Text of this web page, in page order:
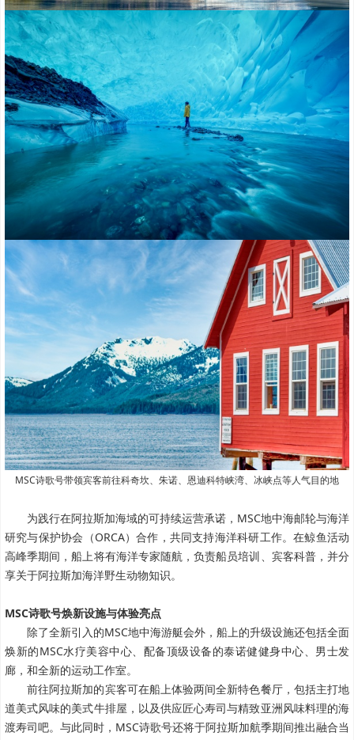
MSC诗歌号带领宾客前往科奇坎、朱诺、恩迪科特峡湾、冰峡点等人气目的地
为践行在阿拉斯加海域的可持续运营承诺，MSC地中海邮轮与海洋
研究与保护协会（ORCA）合作，共同支持海洋科研工作。在鲸鱼活动
高峰季期间，船上将有海洋专家随航，负责船员培训、宾客科普，并分
享关于阿拉斯加海洋野生动物知识。
MSC诗歌号焕新设施与体验亮点
除了全新引入的MSC地中海游艇会外，船上的升级设施还包括全面
焕新的MSC水疗美容中心、配备顶级设备的泰诺健健身中心、男士发
廊，和全新的运动工作室。
前往阿拉斯加的宾客可在船上体验两间全新特色餐厅，包括主打地
道美式风味的美式牛排屋，以及供应匠心寿司与精致亚洲风味料理的海
渡寿司吧。与此同时，MSC诗歌号还将于阿拉斯加航季期间推出融合当